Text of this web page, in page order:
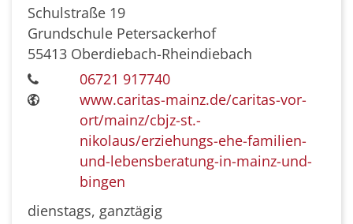
Schulstraße 19
Grundschule Petersackerhof
55413 Oberdiebach-Rheindiebach
06721 917740
www.caritas-mainz.de/caritas-vor-
ort/mainz/cbjz-st.-
nikolaus/erziehungs-ehe-familien-
und-lebensberatung-in-mainz-und-
bingen
dienstags, ganztägig